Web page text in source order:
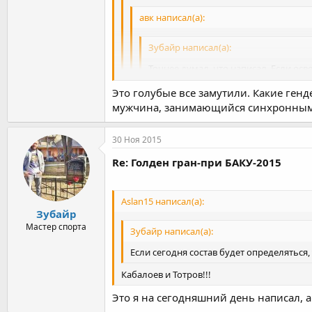
авк написал(а):
Зубайр написал(а):
Точнее думал, что написал. Если
Я думал из чеченцев самые
Баку как то все смазалось та же
С Сорияном ты хотел сказать может ?
Точно с Сорияном. Эта противная
мужчины лишились двух весовых
бОРЦОВ за гендерные права страдают
Это голубые все замутили. Какие
мужчина, занимающийся
Зубайр
Мастер спорта
30 Ноя 2015
Re: Голден гран-при БАКУ-2015
Aslan15 написал(а):
Зубайр написал(а):
Если сегодня состав будет
Кабалоев и Тотров!!!
Это я на сегодняшний день написал,